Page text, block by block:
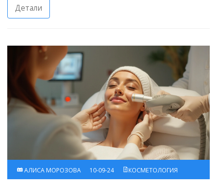
нужно учесть перед выбором этой процедуры.
Детали
АЛИСА МОРОЗОВА 10-09-24 КОСМЕТОЛОГИЯ